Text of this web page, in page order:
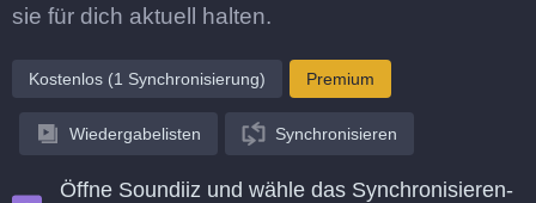
sie für dich aktuell halten.
Kostenlos (1 Synchronisierung) Premium
Wiedergabelisten Synchronisieren
Öffne Soundiiz und wähle das Synchronisieren-